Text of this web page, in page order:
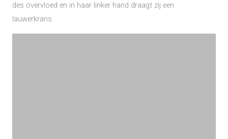
des overvloed en in haar linker hand draagt zij een
lauwerkrans.